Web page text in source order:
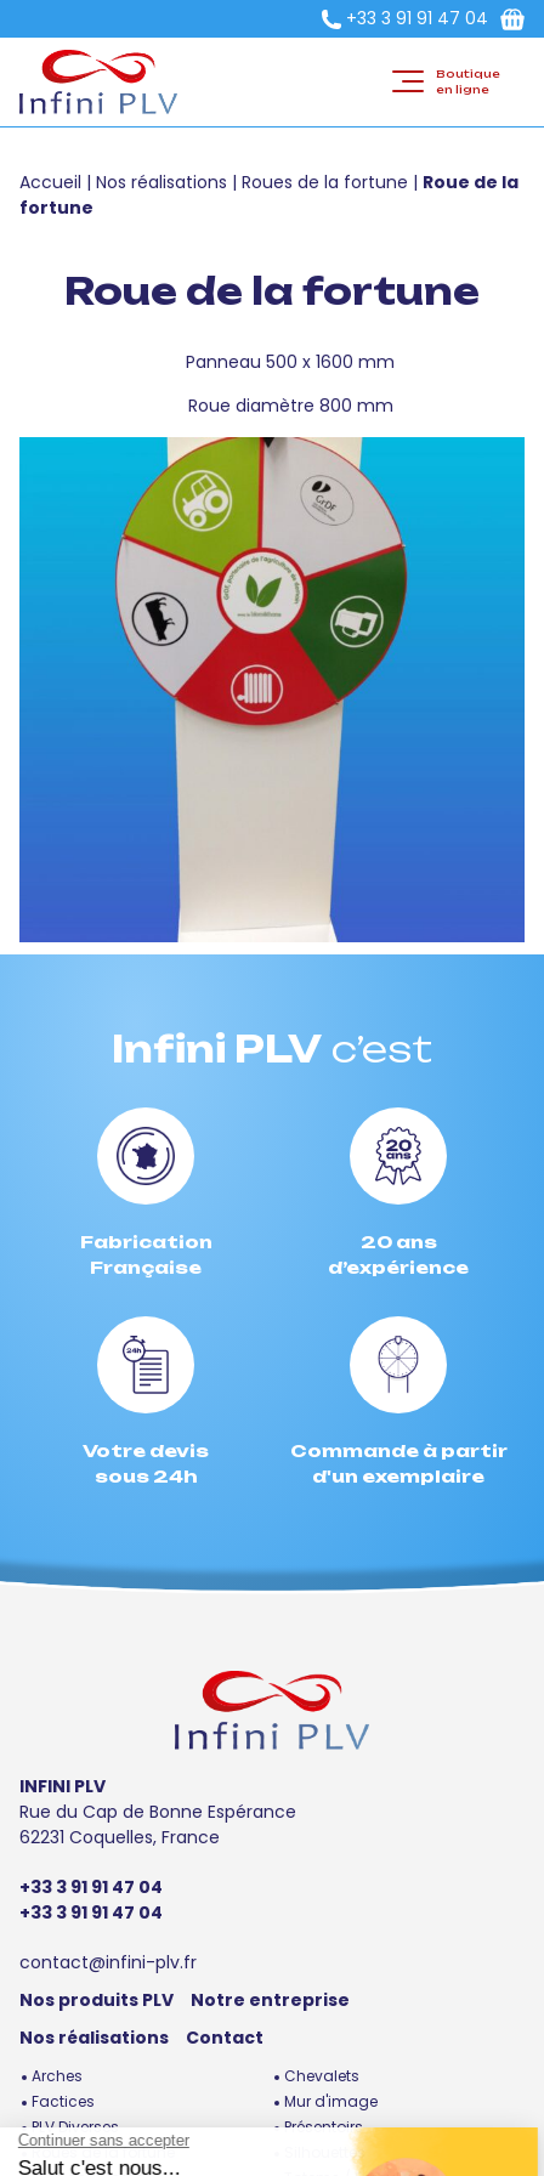
+33 3 91 91 47 04
Boutique
en ligne
Accueil | Nos réalisations | Roues de la fortune | Roue de la
fortune
Roue de la fortune
Panneau 500 x 1600 mm
Roue diamètre 800 mm
Infini PLV c’est
Fabrication
Française
20 ans
d’expérience
Votre devis
sous 24h
Commande à partir
d'un exemplaire
INFINI PLV
Rue du Cap de Bonne Espérance
62231 Coquelles, France
+33 3 91 91 47 04
+33 3 91 91 47 04
contact@infini-plv.fr
Nos produits PLV
Notre entreprise
Nos réalisations
Contact
Arches
Chevalets
Factices
Mur d'image
PLV Diverses
Présentoirs
Roues de la fortune
Silhouettes